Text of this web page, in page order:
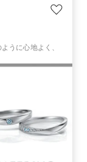
うに心地よく、